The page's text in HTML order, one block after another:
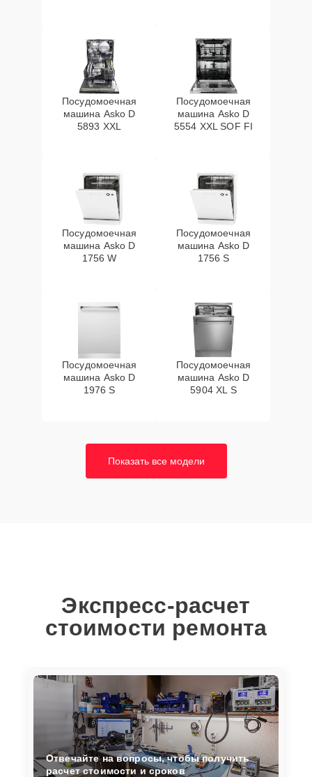
Посудомоечная
машина Asko D
5893 XXL
Посудомоечная
машина Asko D
5554 XXL SOF FI
Посудомоечная
машина Asko D
1756 W
Посудомоечная
машина Asko D
1756 S
Посудомоечная
машина Asko D
1976 S
Посудомоечная
машина Asko D
5904 XL S
Показать все модели
Экспресс-расчет
стоимости ремонта
Отвечайте на вопросы, чтобы получить
расчет стоимости и сроков